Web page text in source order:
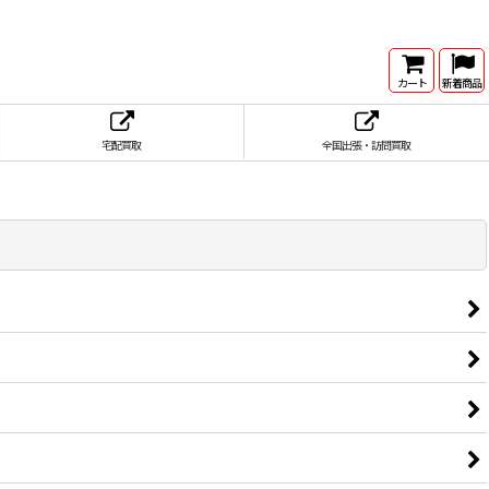
カート 新着商品
宅配買取 全国出張・訪問買取